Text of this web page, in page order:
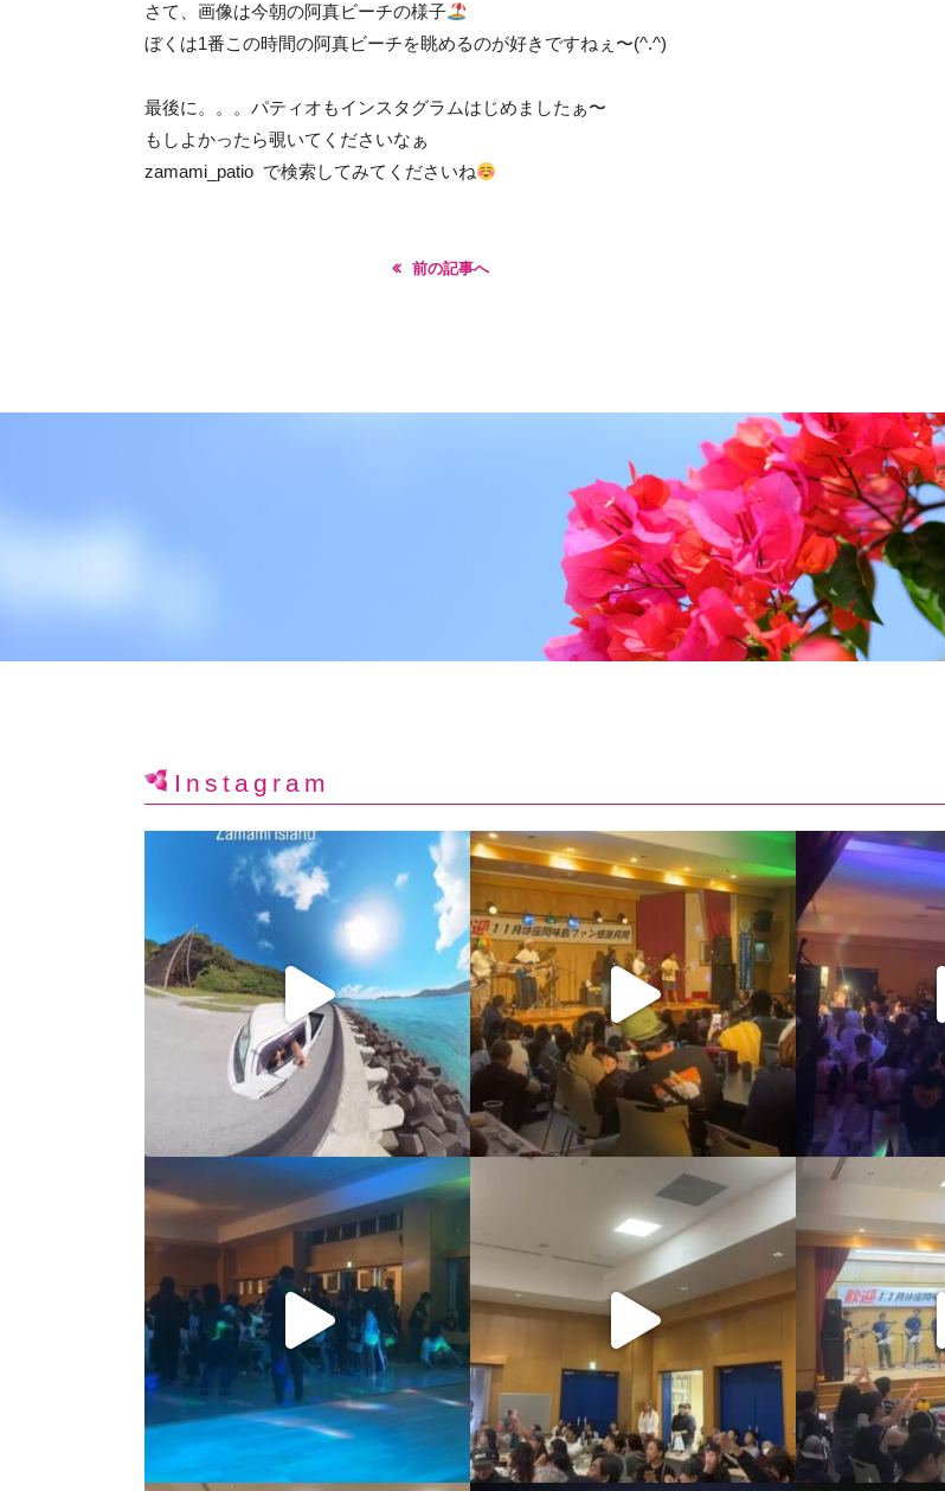
さて、画像は今朝の阿真ビーチの様子
ぼくは1番この時間の阿真ビーチを眺めるのが好きですねぇ〜(^.^)
最後に。。。パティオもインスタグラムはじめましたぁ〜
もしよかったら覗いてくださいなぁ
zamami_patio で検索してみてくださいね
前の記事へ
Instagram